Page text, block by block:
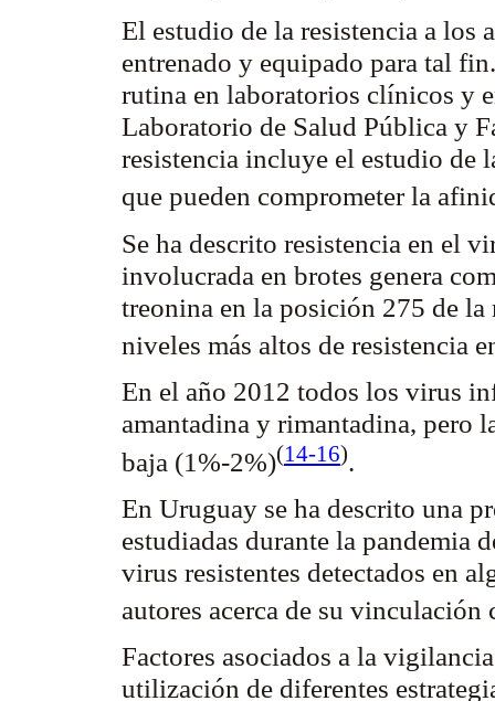
El estudio de la resistencia a los
entrenado y equipado para tal
rutina en laboratorios clínicos y
Laboratorio de Salud Pública y
resistencia incluye el estudio
que pueden comprometer la
Se ha descrito resistencia en el
involucrada en brotes genera
treonina en la posición 275 de la
niveles más altos de resistencia
En el año 2012 todos los virus
amantadina y rimantadina, pero
baja (1%-2%)(14-16).
En Uruguay se ha descrito una
estudiadas durante la pandemia
virus resistentes detectados en
autores acerca de su
Factores asociados a la
utilización de diferentes